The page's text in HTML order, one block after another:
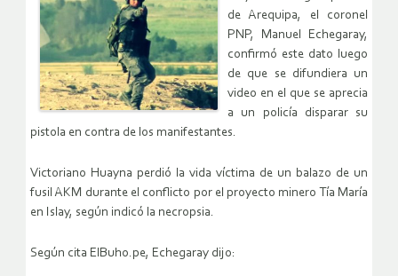
de Arequipa, el coronel
PNP, Manuel Echegaray,
confirmó este dato luego
de que se difundiera un
video en el que se aprecia
a un policía disparar su
pistola en contra de los manifestantes.
Victoriano Huayna perdió la vida víctima de un balazo de un
fusil AKM durante el conflicto por el proyecto minero Tía María
en Islay, según indicó la necropsia.
Según cita ElBuho.pe, Echegaray dijo: